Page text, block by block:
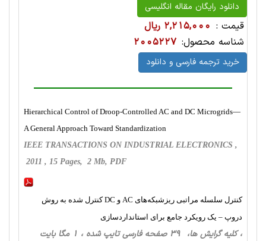
دانلود رایگان مقاله انگلیسی
قیمت : 2,215,000 ریال
شناسه محصول: 2005227
خرید ترجمه فارسی و دانلود
Hierarchical Control of Droop-Controlled AC and DC Microgrids—
A General Approach Toward Standardization
IEEE TRANSACTIONS ON INDUSTRIAL ELECTRONICS ,
2011 , 15 Pages, 2 Mb, PDF
کنترل سلسله مراتبی ریزشبکه‌های AC و DC کنترل شده به روش
دروپ – یک رویکرد جامع برای استانداردسازی
، کلیه گرایش ها، 39 صفحه فارسی تایپ شده ، 1 مگا بایت